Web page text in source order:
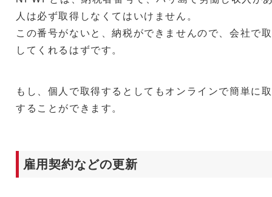
人は必ず取得しなくてはいけません。
この番号がないと、納税ができませんので、会社で
してくれるはずです。
もし、個人で取得するとしてもオンラインで簡単に
することができます。
雇用契約などの更新